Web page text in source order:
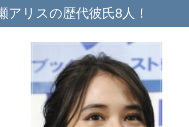
アリスの歴代彼氏8人！